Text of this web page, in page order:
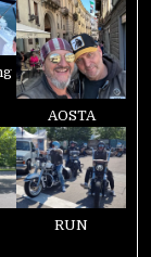
AOSTA
RUN